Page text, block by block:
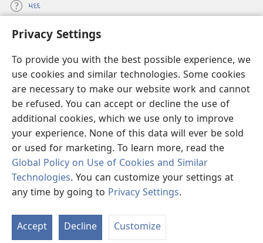
Privacy Settings
To provide you with the best possible experience, we
use cookies and similar technologies. Some cookies
are necessary to make our website work and cannot
be refused. You can accept or decline the use of
additional cookies, which we use only to improve
your experience. None of this data will ever be sold
or used for marketing. To learn more, read the
Global Policy on Use of Cookies and Similar
Technologies. You can customize your settings at
any time by going to Privacy Settings.
Accept Decline Customize
મદદ
દાન
new
window)વોચટાવર ઓનલાઇન લાઇબ્રેરી
(opens
new
window)JW Hub
(opens
new
window)
Copyright © 2026 Watch Tower Bible and Tract Society of Pennsylvania.
ઉપયોગ કરવા માટેની શરતો પ્રાઇવસી પોલિસી |PRIVACY SETTINGS